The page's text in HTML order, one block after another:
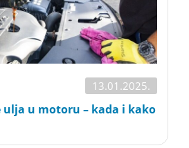
13.01.2025.
ulja u motoru – kada i kako